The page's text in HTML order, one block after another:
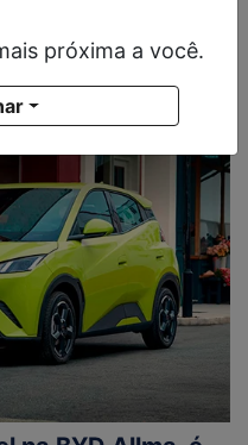
próxima a você.